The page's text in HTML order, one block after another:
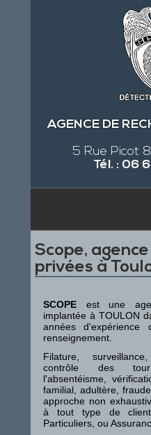
AGENCE DE
5 Rue Picot
Tél. : 06
Scope,
privées à
SCOPE est une
implantée à TOULON
années d'expérience
renseignement.
Filature,
contrôle des
l'absentéisme,
familial, adultère,
approche non
à tout type de client
Particuliers, ou